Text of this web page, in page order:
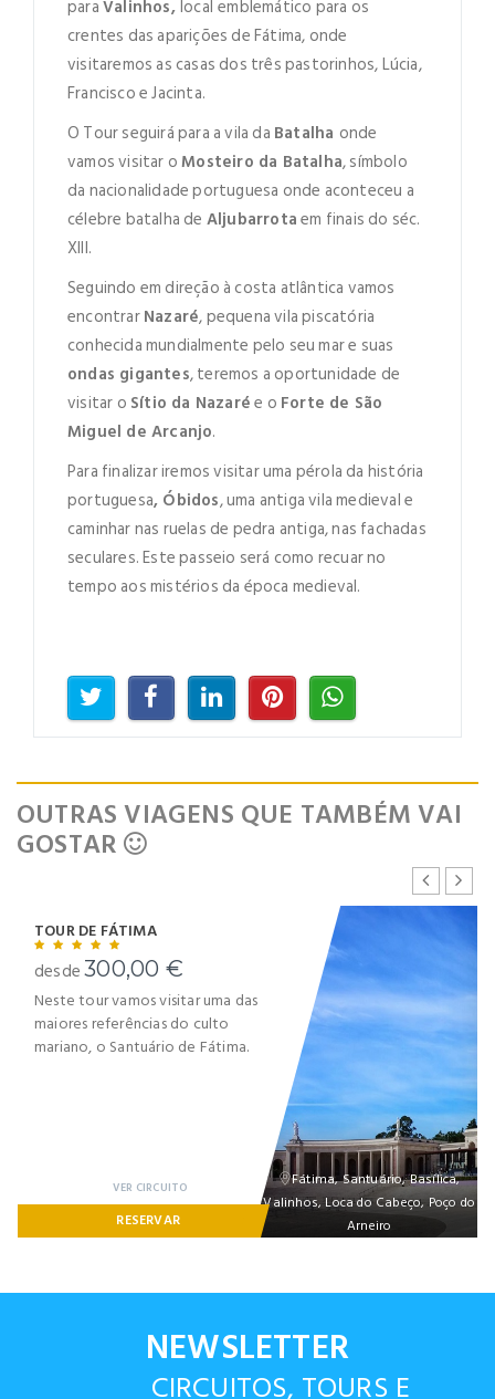
paraValinhos,local emblemático para os
crentes das aparições de Fátima, onde
visitaremos as casas dos três pastorinhos, Lúcia,
Francisco e Jacinta.
O Tour seguirá para a vila da Batalha onde
vamos visitar oMosteiro da Batalha, símbolo
da nacionalidade portuguesa onde aconteceu a
célebre batalha de Aljubarrotaem finais do séc.
XIII.
Seguindo em direção à costa atlântica vamos
encontrarNazaré, pequena vila piscatória
conhecida mundialmente pelo seu mar e suas
ondas gigantes, teremos a oportunidade de
visitar o Sítio da Nazarée o Forte de São
Miguel de Arcanjo.
Para finalizar iremos visitar uma pérola da história
portuguesa, Óbidos, uma antiga vila medieval e
caminhar nas ruelas de pedra antiga, nas fachadas
seculares. Este passeio será como recuar no
tempo aos mistérios da época medieval.
OUTRAS VIAGENS QUE TAMBÉM VAI
GOSTAR
Fátima, Santuário, Basílica,
Valinhos, Loca do Cabeço, Poço do
Arneiro
TOUR DE FÁTIMA
desde300,00 €
Neste tour vamos visitar uma das
maiores referências do culto
mariano, o Santuário de Fátima.
VER CIRCUITO
RESERVAR
NEWSLETTER
CIRCUITOS, TOURS E
LOGIN
Remember Me Forgot Password ?
LOGIN NOW
No account yet?Register now
NEWSLETTER
Lorem ipsum dolor sit amet,
consectetuer adipiscing elit. Aenean
commodo ligula eget dolor.
Dont Show This Message Again